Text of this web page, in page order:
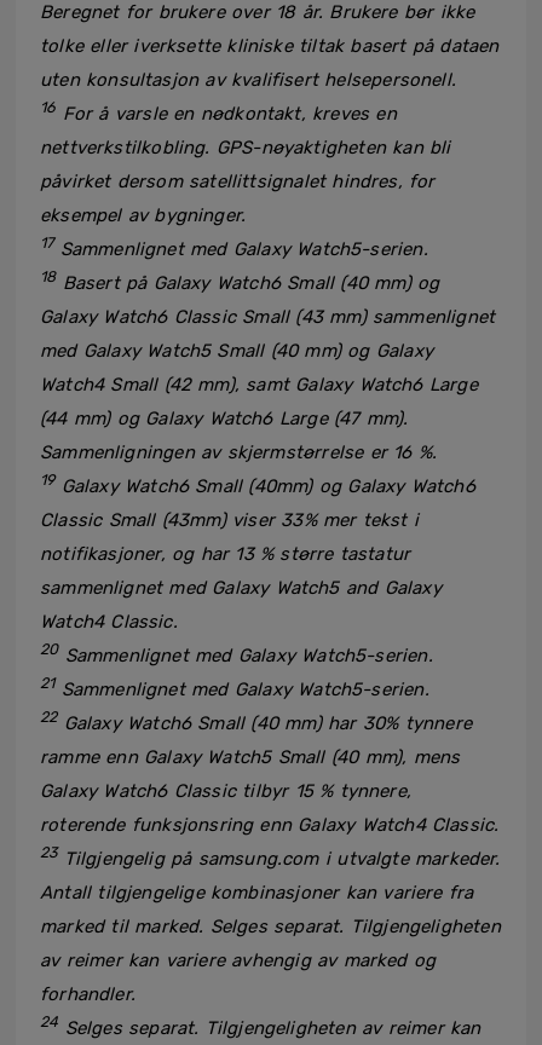
Beregnet for brukere over 18 år. Brukere bør ikke
tolke eller iverksette kliniske tiltak basert på dataen
uten konsultasjon av kvalifisert helsepersonell.
16 For å varsle en nødkontakt, kreves en
nettverkstilkobling. GPS-nøyaktigheten kan bli
påvirket dersom satellittsignalet hindres, for
eksempel av bygninger.
17 Sammenlignet med Galaxy Watch5-serien.
18 Basert på Galaxy Watch6 Small (40 mm) og
Galaxy Watch6 Classic Small (43 mm) sammenlignet
med Galaxy Watch5 Small (40 mm) og Galaxy
Watch4 Small (42 mm), samt Galaxy Watch6 Large
(44 mm) og Galaxy Watch6 Large (47 mm).
Sammenligningen av skjermstørrelse er 16 %.
19Galaxy Watch6 Small (40mm) og Galaxy Watch6
Classic Small (43mm) viser 33% mer tekst i
notifikasjoner, og har 13 % større tastatur
sammenlignet med Galaxy Watch5 and Galaxy
Watch4 Classic.
20Sammenlignet med Galaxy Watch5-serien.
21Sammenlignet med Galaxy Watch5-serien.
22 Galaxy Watch6 Small (40 mm) har 30% tynnere
ramme enn Galaxy Watch5 Small (40 mm), mens
Galaxy Watch6 Classic tilbyr 15 % tynnere,
roterende funksjonsring enn Galaxy Watch4 Classic.
23Tilgjengelig på samsung.com i utvalgte markeder.
Antall tilgjengelige kombinasjoner kan variere fra
marked til marked. Selges separat. Tilgjengeligheten
av reimer kan variere avhengig av marked og
forhandler.
24 Selges separat. Tilgjengeligheten av reimer kan